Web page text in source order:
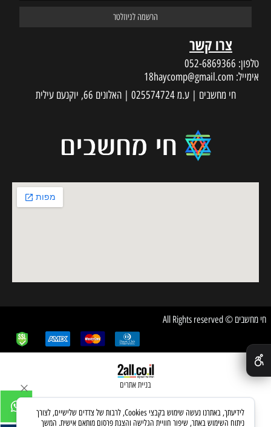
צרו קשר
טלפון: 052-6869366
אימייל: 18haycomp@gmail.com
חי מחשבים | ע.מ 025574724 | האלונים 66, יוקנעם עילית
חי מחשבים © All Rights reserved
בניית אתרים
לידיעתך, באתרנו נעשה שימוש בקבצי Cookies, לרבות של צדדים שלישיים, לצורך
ניתוח השימוש באתר, שיפור חוויית הגלישה והצגת פרסום מותאם אישית. המשך